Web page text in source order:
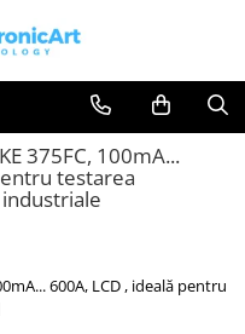
375FC, 100mA...
testarea